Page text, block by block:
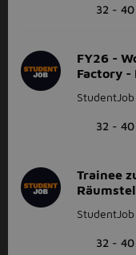
32 - 40
FY26 -
Factory -
StudentJob
32 - 40
Trainee
StudentJob
32 - 40